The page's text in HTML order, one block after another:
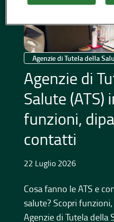
Agenzie di Tutela della
Agenzie di
Salute (ATS)
funzioni,
contatti
22 Luglio 2026
Cosa fanno le ATS e
salute? Scopri
Agenzie di Tutela della